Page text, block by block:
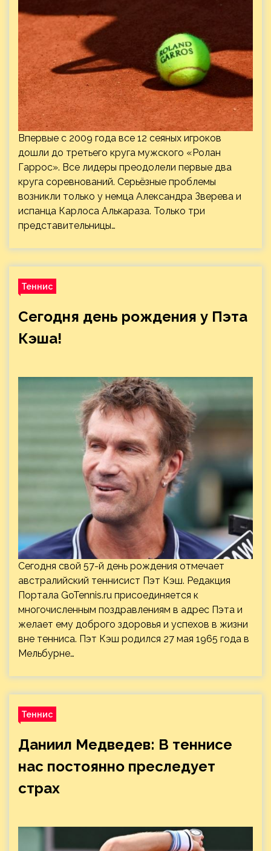
Впервые с 2009 года все 12 сеяных игроков
дошли до третьего круга мужского «Ролан
Гаррос» . Все лидеры преодолели первые два
круга соревнований. Серьёзные проблемы
возникли только у немца Александра Зверева и
испанца Карлоса Алькараза. Только три
представительницы…
Теннис
Сегодня день рождения у Пэта
Кэша!
Сегодня свой 57-й день рождения отмечает
австралийский теннисист Пэт Кэш. Редакция
Портала GoTennis.ru присоединяется к
многочисленным поздравлениям в адрес Пэта и
желает ему доброго здоровья и успехов в жизни
вне тенниса. Пэт Кэш родился 27 мая 1965 года в
Мельбурне…
Теннис
Даниил Медведев: В теннисе
нас постоянно преследует
страх